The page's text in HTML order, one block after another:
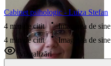
Cabinet psihologic - Luiza Stefan
4 min de citit
Imaginea de sine
4 min de citit
Imaginea de sine
vizualizări